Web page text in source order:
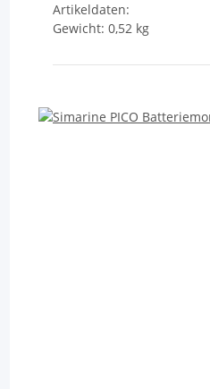
Artikeldaten:
Gewicht: 0,52 kg